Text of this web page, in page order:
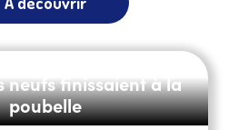
: pourquoi des millions
neufs finissaient à la
poubelle